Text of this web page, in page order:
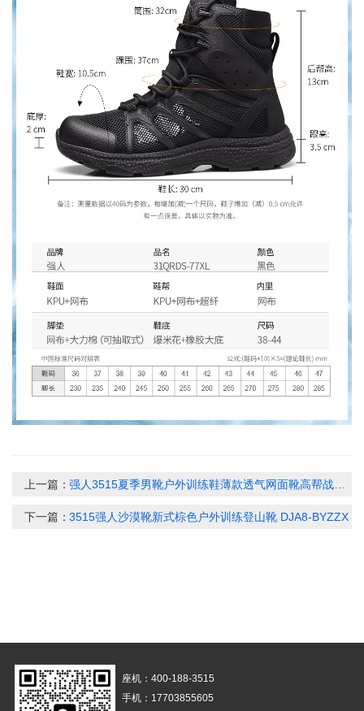
上一篇： 强人3515夏季男靴户外训练鞋薄款透气网面靴高帮战术鞋登山鞋防刺35QR511-73GL
下一篇：3515强人沙漠靴新式棕色户外训练登山靴 DJA8-BYZZX
座机：400-188-3515
手机：17703855605